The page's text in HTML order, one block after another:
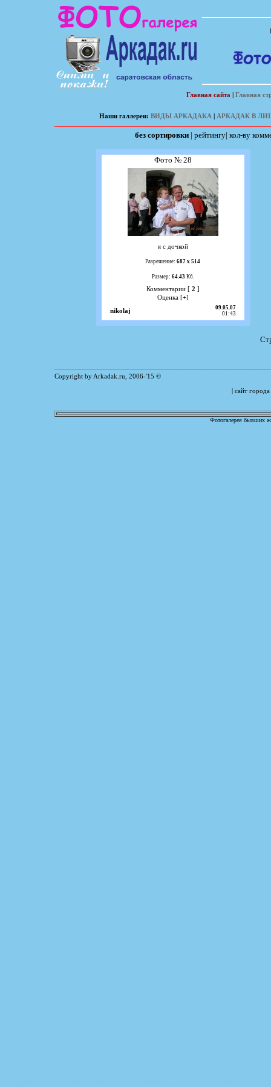
Главная сайта | Главная
Наши галлереи: ВИДЫ АРКАДАКА | АРКАДАК В
без сортировки| рейтингу| кол-ву
Фото № 28
я с дочкой
Разрешение: 687 х 514
Размер: 64.43Кб.
Комментарии [2 ]
Оценка [+]
nikolaj
09.05.07
01:43
Copyright by Arkadak.ru, 2006-'15 ©
| сайт города
Фотогалерея бывших